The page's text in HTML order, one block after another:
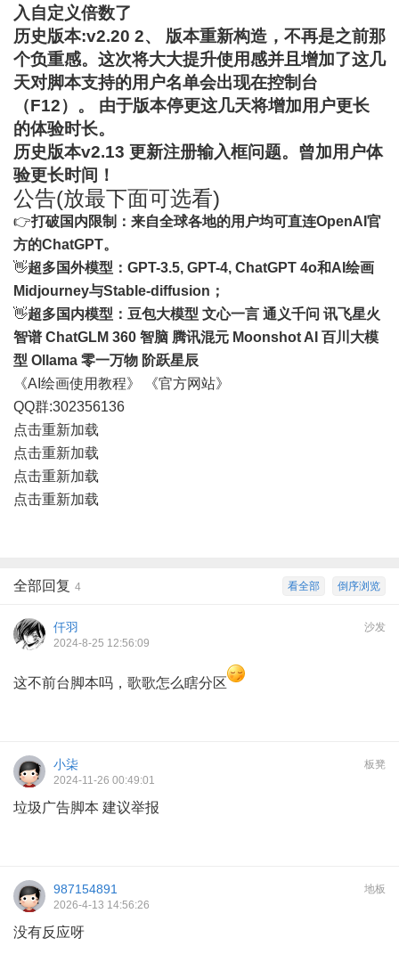
入自定义倍数了
历史版本:v2.20 2、 版本重新构造，不再是之前那
个负重感。这次将大大提升使用感并且增加了这几
天对脚本支持的用户名单会出现在控制台
（F12）。 由于版本停更这几天将增加用户更长
的体验时长。
历史版本v2.13 更新注册输入框问题。曾加用户体
验更长时间！
公告(放最下面可选看)
👉打破国内限制：来自全球各地的用户均可直连OpenAI官
方的ChatGPT。
👋超多国外模型：GPT-3.5, GPT-4, ChatGPT 4o和AI绘画
Midjourney与Stable-diffusion；
👋超多国内模型：豆包大模型 文心一言 通义千问 讯飞星火
智谱 ChatGLM 360 智脑 腾讯混元 Moonshot AI 百川大模
型 Ollama 零一万物 阶跃星辰
《AI绘画使用教程》
《官方网站》
QQ群:302356136
点击重新加载
点击重新加载
点击重新加载
点击重新加载
倒序浏览
看全部
全部回复 4
沙发
仟羽
2024-8-25 12:56:09
这不前台脚本吗，歌歌怎么瞎分区
板凳
小柒
2024-11-26 00:49:01
垃圾广告脚本 建议举报
地板
987154891
2026-4-13 14:56:26
没有反应呀